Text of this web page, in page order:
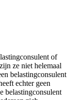
of
ze niet helemaal
belastingconsulent
echter geen
belastingconsulent